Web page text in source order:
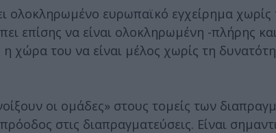
ολοκληρωμένο ευρωπαϊκό εγχείρημα
επίσης να είναι ολοκληρωμένη -πλήρης
χώρα του να είναι μέλος χωρίς τη
οι ομάδες» στους τομείς των
στις διαπραγματεύσεις. Είναι